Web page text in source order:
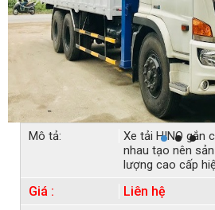
Mô tả:
Xe tải HINO gắn
nhau tạo nên
lượng cao cấp
Giá : Liên hệ